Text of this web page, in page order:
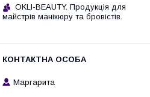
OKLI-BEAUTY. Продукція для
майстрів манікюру та бровістів.
Маргарита